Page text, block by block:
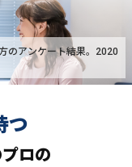
のアンケート結果。2020
つ
プロの